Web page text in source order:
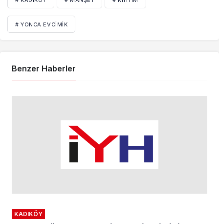
# YONCA EVCIMIK
Benzer Haberler
KADIKÖY